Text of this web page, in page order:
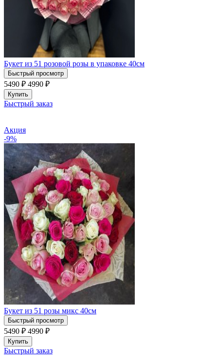
Букет из 51 розовой розы в упаковке 40см
Быстрый просмотр
5490 ₽ 4990 ₽
Купить
Быстрый заказ
Акция
-9%
Букет из 51 розы микс 40см
Быстрый просмотр
5490 ₽ 4990 ₽
Купить
Быстрый заказ